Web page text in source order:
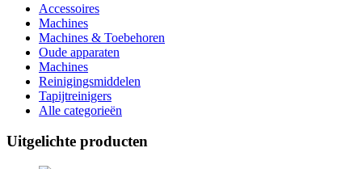
Accessoires
Machines
Machines & Toebehoren
Oude apparaten
Machines
Reinigingsmiddelen
Tapijtreinigers
Alle categorieën
Uitgelichte producten